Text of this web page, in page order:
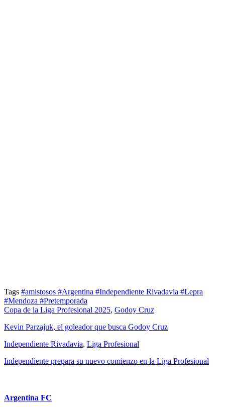
Tags #amistosos #Argentina #Independiente Rivadavia #Lepra
#Mendoza #Pretemporada
Copa de la Liga Profesional 2025, Godoy Cruz
Kevin Parzajuk, el goleador que busca Godoy Cruz
Independiente Rivadavia, Liga Profesional
Independiente prepara su nuevo comienzo en la Liga Profesional
Argentina FC